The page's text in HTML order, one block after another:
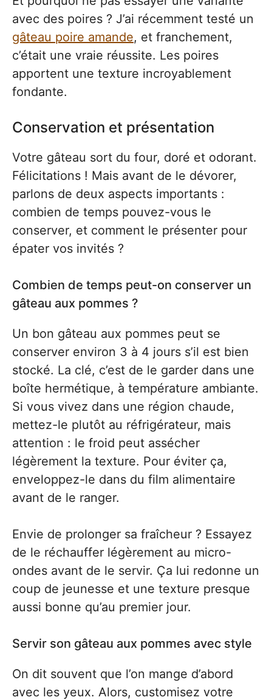
avec des poires ? J’ai récemment testé un
gâteau poire amande, et franchement,
c’était une vraie réussite. Les poires
apportent une texture incroyablement
fondante.
Conservation et présentation
Votre gâteau sort du four, doré et odorant.
Félicitations ! Mais avant de le dévorer,
parlons de deux aspects importants :
combien de temps pouvez-vous le
conserver, et comment le présenter pour
épater vos invités ?
Combien de temps peut-on conserver un
gâteau aux pommes ?
Un bon gâteau aux pommes peut se
conserver environ 3 à 4 jours s’il est bien
stocké. La clé, c’est de le garder dans une
boîte hermétique, à température ambiante.
Si vous vivez dans une région chaude,
mettez-le plutôt au réfrigérateur, mais
attention : le froid peut assécher
légèrement la texture. Pour éviter ça,
enveloppez-le dans du film alimentaire
avant de le ranger.
Envie de prolonger sa fraîcheur ? Essayez
de le réchauffer légèrement au micro-
ondes avant de le servir. Ça lui redonne un
coup de jeunesse et une texture presque
aussi bonne qu’au premier jour.
Servir son gâteau aux pommes avec style
On dit souvent que l’on mange d’abord
avec les yeux. Alors, customisez votre